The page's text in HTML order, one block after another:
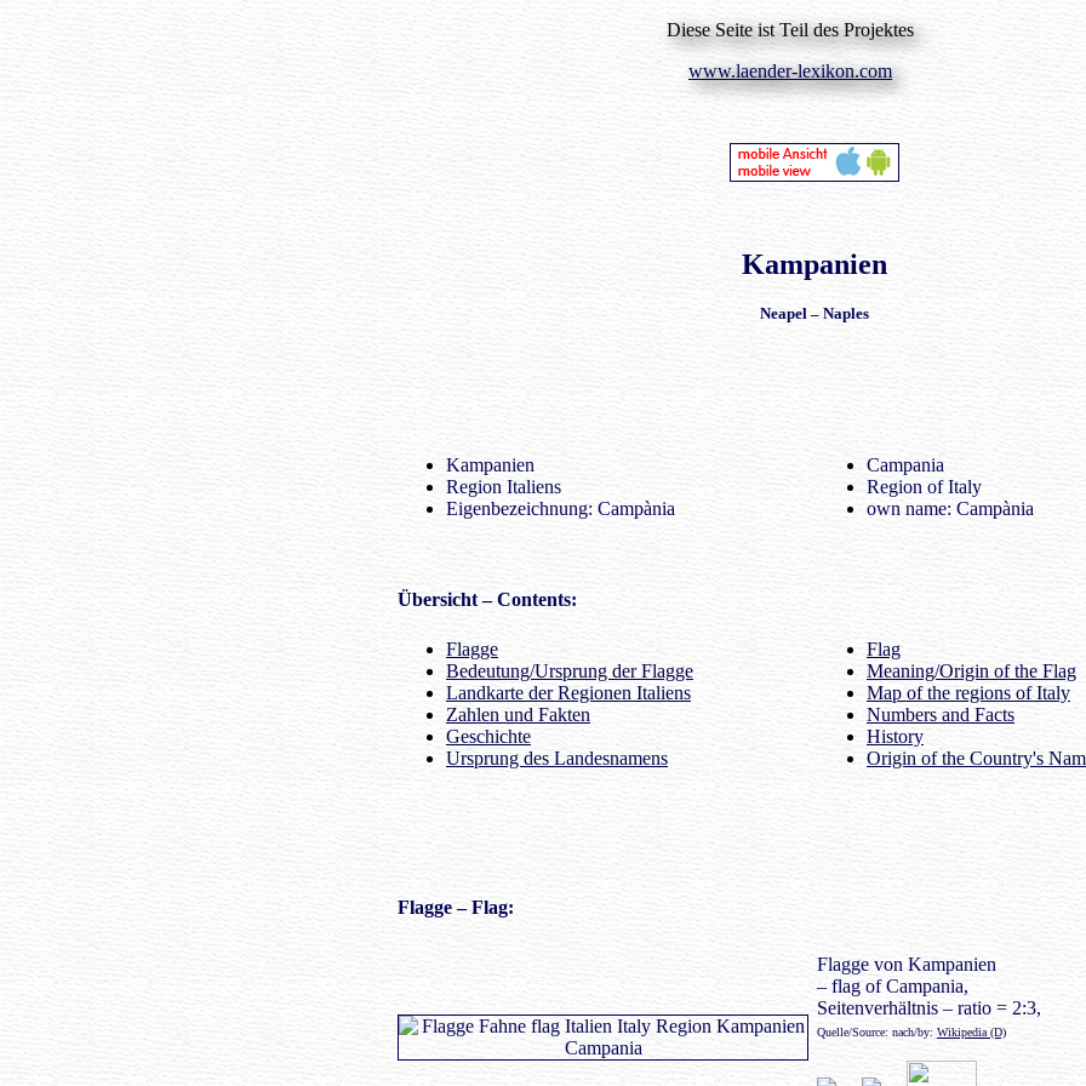
Diese Seite ist Teil des Projektes
www.laender-lexikon.com
Kampanien
Neapel – Naples
Kampanien
Region Italiens
Eigenbezeichnung: Campània
Campania
Region of Italy
own name: Campània
Übersicht– Contents:
Flagge
Bedeutung/Ursprung der Flagge
Landkarte der Regionen Italiens
Zahlen und Fakten
Geschichte
Ursprung des Landesnamens
Flag
Meaning/Origin of the Flag
Map of the regions of Italy
Numbers and Facts
History
Origin of the Country's
Flagge– Flag:
Flagge von Kampanien
– flag of Campania,
Seitenverhältnis – ratio = 2:3,
Quelle/Source: nach/by: Wikipedia (D)